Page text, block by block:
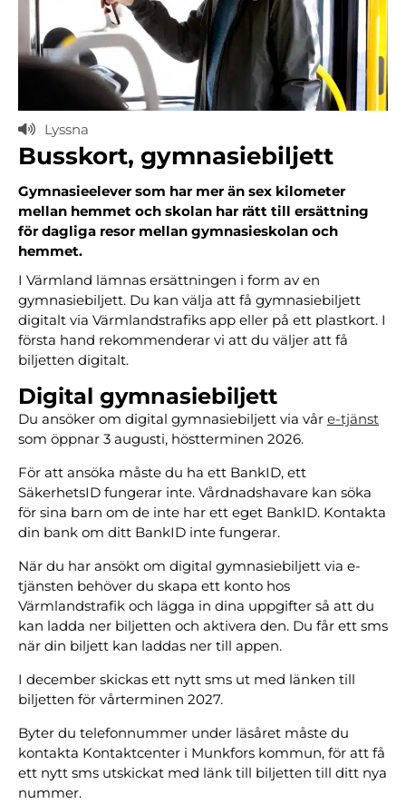
Lyssna
Busskort, gymnasiebiljett
Gymnasieelever som har mer än sex kilometer
mellan hemmet och skolan har rätt till ersättning
för dagliga resor mellan gymnasieskolan och
hemmet.
I Värmland lämnas ersättningen i form av en
gymnasiebiljett. Du kan välja att få gymnasiebiljett
digitalt via Värmlandstrafiks app eller på ett plastkort. I
första hand rekommenderar vi att du väljer att få
biljetten digitalt.
Digital gymnasiebiljett
Du ansöker om digital gymnasiebiljett via vår e-tjänst
som öppnar 3 augusti, höstterminen 2026.
För att ansöka måste du ha ett BankID, ett
SäkerhetsID fungerar inte. Vårdnadshavare kan söka
för sina barn om de inte har ett eget BankID. Kontakta
din bank om ditt BankID inte fungerar.
När du har ansökt om digital gymnasiebiljett via e-
tjänsten behöver du skapa ett konto hos
Värmlandstrafik och lägga in dina uppgifter så att du
kan ladda ner biljetten och aktivera den. Du får ett sms
när din biljett kan laddas ner till appen.
I december skickas ett nytt sms ut med länken till
biljetten för vårterminen 2027.
Byter du telefonnummer under läsåret måste du
kontakta Kontaktcenter i Munkfors kommun, för att få
ett nytt sms utskickat med länk till biljetten till ditt nya
nummer.